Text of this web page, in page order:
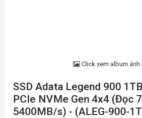
Click xem album ảnh
SSD Adata Legend 900
PCIe NVMe Gen 4x4 (Đọc
5400MB/s) - (ALEG-900-